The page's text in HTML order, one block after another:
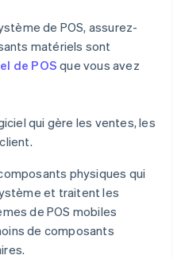
de POS, assurez-
matériels sont
de POS que vous avez
qui gère les ventes, les
physiques qui
et traitent les
de POS mobiles
de composants